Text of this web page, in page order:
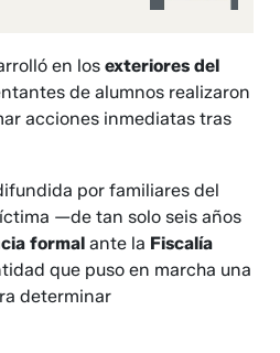
en losexteriores del
de alumnos realizaron
acciones inmediatas tras
por familiares del
—de tan solo seis años
formal ante la Fiscalía
que puso en marcha una
determinar